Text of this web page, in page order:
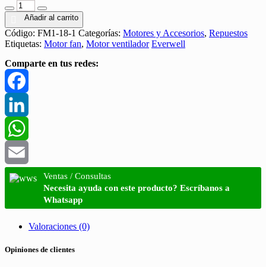
Añadir al carrito
Código: FM1-18-1 Categorías: Motores y Accesorios, Repuestos
Etiquetas: Motor fan, Motor ventilador Everwell
Comparte en tus redes:
Facebook
LinkedIn
WhatsApp
Email
Ventas / Consultas
Necesita ayuda con este producto? Escríbanos a
Whatsapp
Valoraciones (0)
Opiniones de clientes